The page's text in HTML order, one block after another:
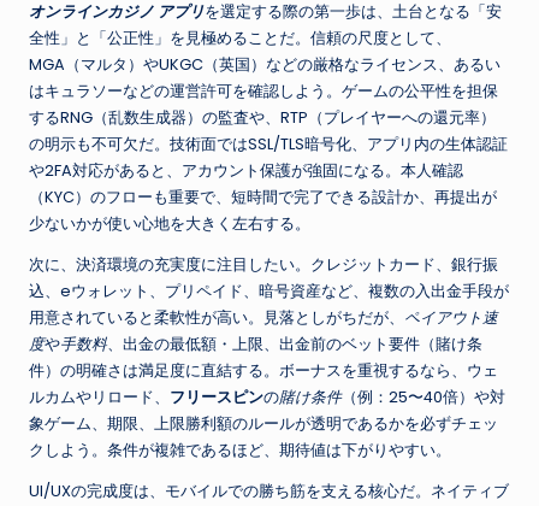
オンラインカジノ アプリを選定する際の第一歩は、土台となる「安
全性」と「公正性」を見極めることだ。信頼の尺度として、
MGA（マルタ）やUKGC（英国）などの厳格なライセンス、あるい
はキュラソーなどの運営許可を確認しよう。ゲームの公平性を担保
するRNG（乱数生成器）の監査や、RTP（プレイヤーへの還元率）
の明示も不可欠だ。技術面ではSSL/TLS暗号化、アプリ内の生体認証
や2FA対応があると、アカウント保護が強固になる。本人確認
（KYC）のフローも重要で、短時間で完了できる設計か、再提出が
少ないかが使い心地を大きく左右する。
次に、決済環境の充実度に注目したい。クレジットカード、銀行振
込、eウォレット、プリペイド、暗号資産など、複数の入出金手段が
用意されていると柔軟性が高い。見落としがちだが、 ペイアウト速
度や手数料、出金の最低額・上限、出金前のベット要件（賭け条
件）の明確さは満足度に直結する。ボーナスを重視するなら、ウェ
ルカムやリロード、 フリースピンの賭け条件（例：25〜40倍）や対
象ゲーム、期限、上限勝利額のルールが透明であるかを必ずチェッ
クしよう。条件が複雑であるほど、期待値は下がりやすい。
UI/UXの完成度は、モバイルでの勝ち筋を支える核心だ。ネイティブ